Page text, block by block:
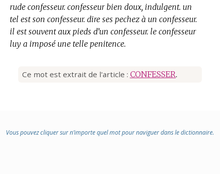
rude confesseur. confesseur bien doux, indulgent. un
tel est son confesseur. dire ses pechez à un confesseur.
il est souvent aux pieds d’un confesseur. le confesseur
luy a imposé une telle penitence.
Ce mot est extrait de l'article : CONFESSER.
Vous pouvez cliquer sur n’importe quel mot pour naviguer dans le dictionnaire.